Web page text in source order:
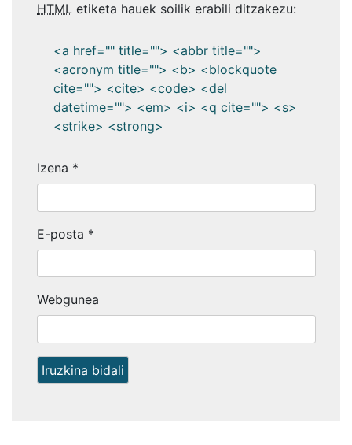
HTML etiketa hauek soilik erabili ditzakezu:
<a href="" title=""> <abbr title="">
<acronym title=""> <b> <blockquote
cite=""> <cite> <code> <del
datetime=""> <em> <i> <q cite=""> <s>
<strike> <strong>
Izena *
E-posta *
Webgunea